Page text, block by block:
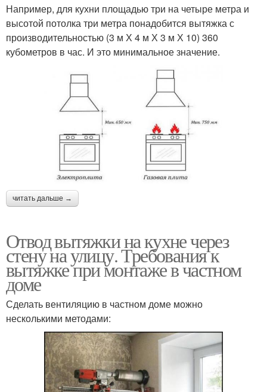
Например, для кухни площадью три на четыре метра и
высотой потолка три метра понадобится вытяжка с
производительностью (3 м Х 4 м Х 3 м Х 10) 360
кубометров в час. И это минимальное значение.
читать дальше →
Отвод вытяжки на кухне через
стену на улицу. Требования к
вытяжке при монтаже в частном
доме
Сделать вентиляцию в частном доме можно
несколькими методами: